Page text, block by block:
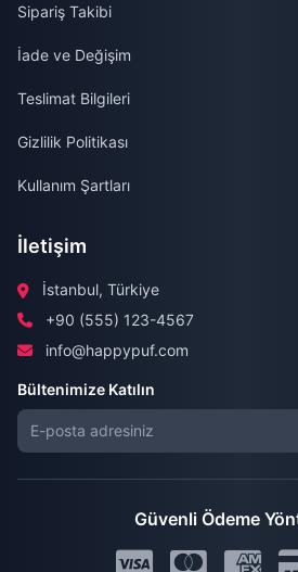
Sipariş Takibi
İade ve Değişim
Teslimat Bilgileri
Gizlilik Politikası
Kullanım Şartları
İletişim
İstanbul, Türkiye
+90 (555) 123-4567
info@happypuf.com
Bültenimize Katılın
Güvenli Ödeme